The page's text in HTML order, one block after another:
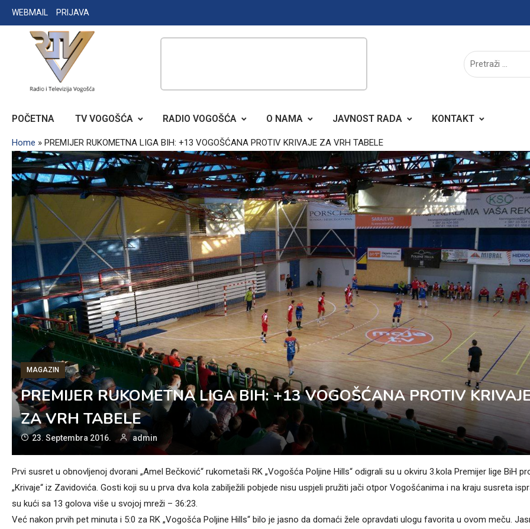
Skip
to
WEBMAIL PRIJAVA
RADIO TELEVIZIJA VOGOŠĆA
POČETNA TV VOGOŠĆA RADIO VOGOŠĆA O NAMA JAVNOST RADA KONTAKT
Home » PREMIJER RUKOMETNA LIGA BIH: +13 VOGOŠĆANA PROTIV KRIVAJE ZA VRH TABELE
MAGAZIN
PREMIJER RUKOMETNA LIGA BIH: +13 VOGOŠĆANA PROTIV
ZA VRH TABELE
23. Septembra 2016. admin
Prvi susret u obnovljenoj dvorani „Amel Bečković“ rukometaši RK „Vogošća Poljine Hills“ odigrali su u okviru 3.kola Premijer lige BiH
„Krivaje“ iz Zavidovića. Gosti koji su u prva dva kola zabilježili pobjede nisu uspjeli pružiti jači otpor Vogošćanima i na kraju susreta
su kući sa 13 golova više u svojoj mreži – 36:23.
Već nakon prvih pet minuta i 5:0 za RK „Vogošća Poljine Hills“ bilo je jasno da domaći žele opravdati ulogu favorita u ovom meču.